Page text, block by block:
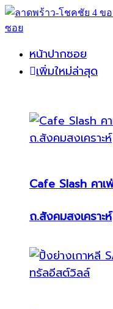
หน้าปากซอย
เพิ่มใหม่ล่าสุด
Cafe Slash คา
ถ.สังคมสงเคราะห์